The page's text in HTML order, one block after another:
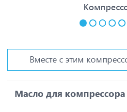
Вместе с этим
Масло для компрессора